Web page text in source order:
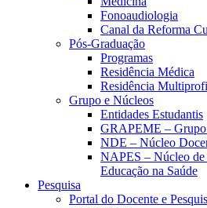
Fonoaudiologia
Canal da Reforma
Pós-Graduação
Programas
Residência Médica
Residência
Grupo e Núcleos
Entidades Estudantis
GRAPEME – Grupo
NDE – Núcleo
NAPES – Núcleo de
Educação na Saúde
Pesquisa
Portal do Docente e